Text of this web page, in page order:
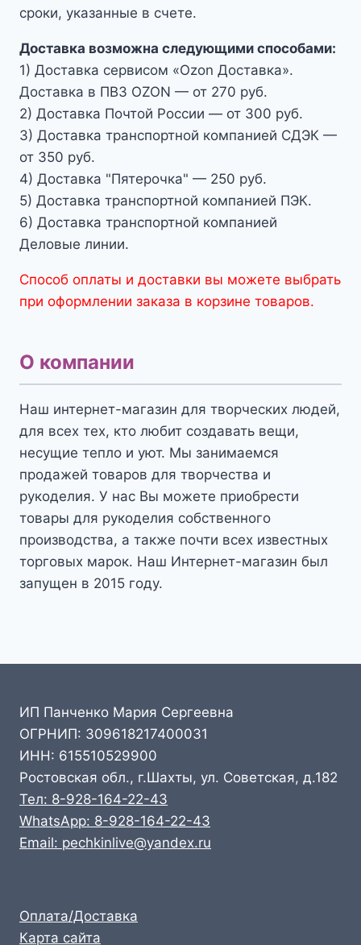
сроки, указанные в счете.
Доставка возможна следующими способами:
1) Доставка сервисом «Ozon Доставка».
Доставка в ПВЗ OZON — от 270 руб.
2) Доставка Почтой России — от 300 руб.
3) Доставка транспортной компанией СДЭК —
от 350 руб.
4) Доставка "Пятерочка" — 250 руб.
5) Доставка транспортной компанией ПЭК.
6) Доставка транспортной компанией
Деловые линии.
Способ оплаты и доставки вы можете выбрать
при оформлении заказа в корзине товаров.
О компании
Наш интернет-магазин для творческих людей,
для всех тех, кто любит создавать вещи,
несущие тепло и уют. Мы занимаемся
продажей товаров для творчества и
рукоделия. У нас Вы можете приобрести
товары для рукоделия собственного
производства, а также почти всех известных
торговых марок. Наш Интернет-магазин был
запущен в 2015 году.
ИП Панченко Мария Сергеевна
ОГРНИП: 309618217400031
ИНН: 615510529900
Ростовская обл., г.Шахты, ул. Советская, д.182
Тел: 8-928-164-22-43
WhatsApp: 8-928-164-22-43
Email: pechkinlive@yandex.ru
Оплата/Доставка
Карта сайта